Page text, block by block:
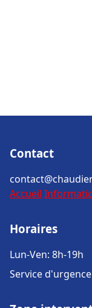
Contact
Accueil
Horaires
Lun-Ven: 8h-19h
Service